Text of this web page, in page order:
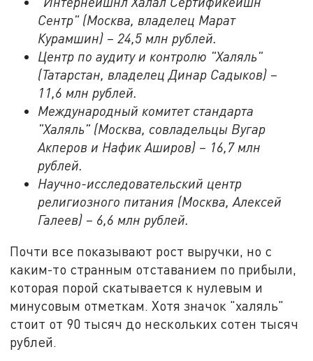
Сентр" (Москва, владелец Марат
Курамшин) – 24,5 млн рублей.
Центр по аудиту и контролю "Халяль"
(Татарстан, владелец Динар Садыков) –
11,6 млн рублей.
Международный комитет стандарта
"Халяль" (Москва, совладельцы Вугар
Акперов и Нафик Аширов) – 16,7 млн
рублей.
Научно-исследовательский центр
религиозного питания (Москва, Алексей
Галеев) – 6,6 млн рублей.
Почти все показывают рост выручки, но с
каким-то странным отставанием по прибыли,
которая порой скатывается к нулевым и
минусовым отметкам. Хотя значок "халяль"
стоит от 90 тысяч до нескольких сотен тысяч
рублей.